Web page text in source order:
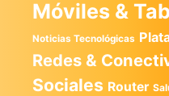
Móviles &
Noticias Tecnológicas
Redes &
Sociales Router